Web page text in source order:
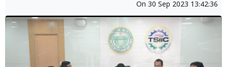
On 30 Sep 2023 13:42:36